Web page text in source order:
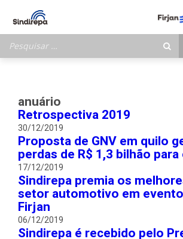
por:
anuário
Retrospectiva 2019
30/12/2019
Proposta de GNV em quilo
perdas de R$ 1,3 bilhão para
17/12/2019
Sindirepa premia os
setor automotivo em
Firjan
06/12/2019
Sindirepa é recebido pelo